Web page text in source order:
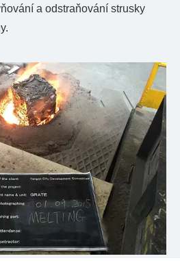
a odstraňování strusky